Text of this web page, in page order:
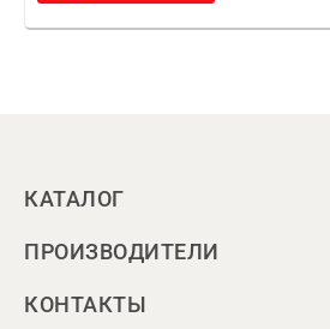
КАТАЛОГ
ПРОИЗВОДИТЕЛИ
КОНТАКТЫ